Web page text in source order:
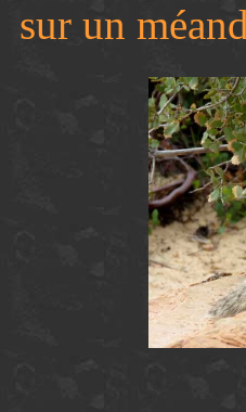
sur un